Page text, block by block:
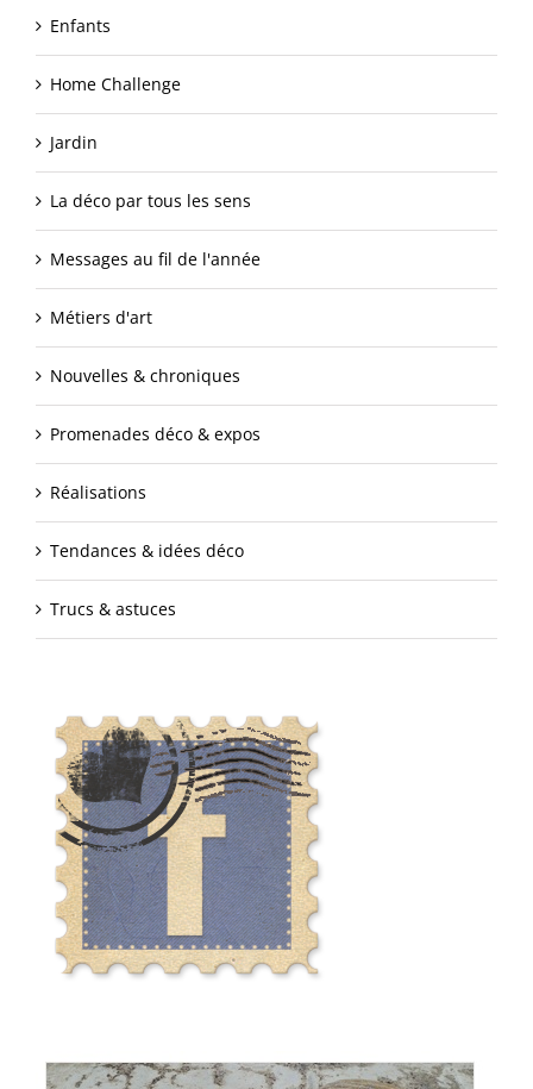
Enfants
Home Challenge
Jardin
La déco par tous les sens
Messages au fil de l'année
Métiers d'art
Nouvelles & chroniques
Promenades déco & expos
Réalisations
Tendances & idées déco
Trucs & astuces